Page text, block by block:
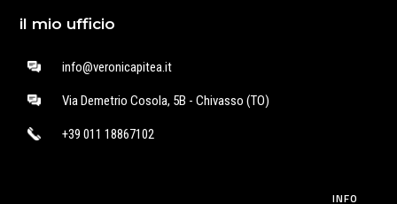
il mio ufficio
info@veronicapitea.it
Via Demetrio Cosola, 5B - Chivasso (TO)
+39 011 18867102
INFO